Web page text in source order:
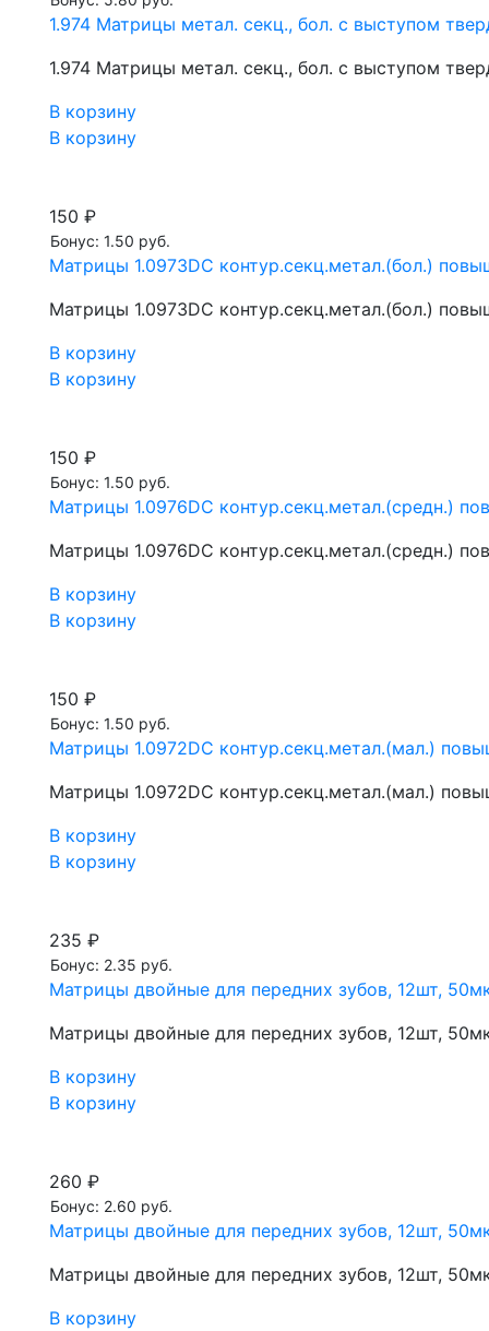
1.974 Матрицы метал. секц., бол. с выступом
1.974 Матрицы метал. секц., бол. с выступом
В корзину
В корзину
150 ₽
Бонус: 1.50 руб.
Матрицы 1.0973DC контур.секц.метал.(бол.)
Матрицы 1.0973DC контур.секц.метал.(бол.)
В корзину
В корзину
150 ₽
Бонус: 1.50 руб.
Матрицы 1.0976DC контур.секц.метал.(средн.)
Матрицы 1.0976DC контур.секц.метал.(средн.)
В корзину
В корзину
150 ₽
Бонус: 1.50 руб.
Матрицы 1.0972DC контур.секц.метал.(мал.)
Матрицы 1.0972DC контур.секц.метал.(мал.)
В корзину
В корзину
235 ₽
Бонус: 2.35 руб.
Матрицы двойные для передних зубов, 12шт,
Матрицы двойные для передних зубов, 12шт,
В корзину
В корзину
260 ₽
Бонус: 2.60 руб.
Матрицы двойные для передних зубов, 12шт,
Матрицы двойные для передних зубов, 12шт,
В корзину